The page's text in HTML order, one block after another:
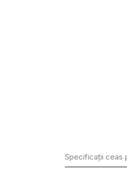
Specificații ceas